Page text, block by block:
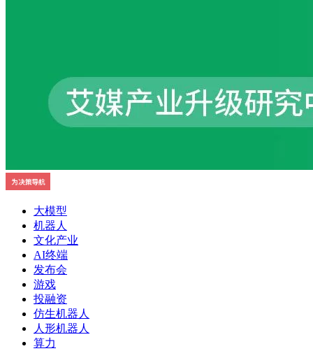
大模型
机器人
文化产业
AI终端
发布会
游戏
投融资
仿生机器人
人形机器人
算力